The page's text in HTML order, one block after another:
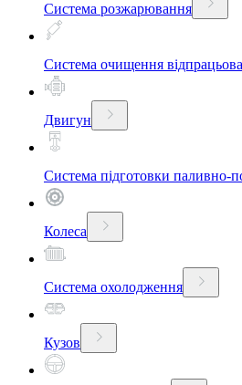
Система розжарювання
Система очищення
Двигун
Система підготовки паливно-
Колеса
Система охолодження
Кузов